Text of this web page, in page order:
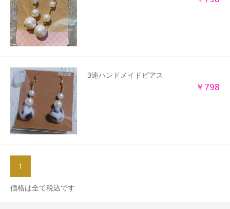
3連ハンドメイドピアス
￥798
1
価格は全て税込です